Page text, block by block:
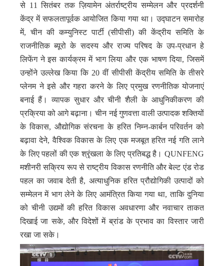
से 11 सितंबर तक ज़ियामेन अंतर्राष्ट्रीय सम्मेलन और प्रदर्शनी
केंद्र में सफलतापूर्वक आयोजित किया गया था। उद्घाटन समारोह
में, चीन की कम्युनिस्ट पार्टी (सीपीसी) की केंद्रीय समिति के
राजनीतिक ब्यूरो के सदस्य और राज्य परिषद के उप-प्रधान हे
लिफेंग ने इस कार्यक्रम में भाग लिया और एक भाषण दिया, जिसमें
उन्होंने उल्लेख किया कि 20 वीं सीपीसी केंद्रीय समिति के तीसरे
प्लेनम ने इसे और गहरा करने के लिए प्रमुख रणनीतिक योजनाएं
बनाई हैं। व्यापक सुधार और चीनी शैली के आधुनिकीकरण की
प्रक्रिया को आगे बढ़ाना। चीन नई गुणवत्ता वाली उत्पादक शक्तियों
के विकास, औद्योगिक संरचना के हरित निम्न-कार्बन परिवर्तन को
बढ़ावा देने, वैश्विक विकास के लिए एक मजबूत हरित नई गति लाने
के लिए पहलों की एक श्रृंखला के लिए प्रतिबद्ध है। QUNFENG
मशीनरी सक्रिय रूप से राष्ट्रीय विकास रणनीति और बेल्ट एंड रोड
पहल का जवाब देती है, अत्याधुनिक हरित प्रौद्योगिकी उत्पादों को
सम्मेलन में भाग लेने के लिए आमंत्रित किया गया था, ताकि दुनिया
को चीनी उद्यमों की हरित विकास अवधारणा और नवाचार ताकत
दिखाई जा सके, और विदेशों में ब्रांड के प्रभाव का विस्तार जारी
रखा जा सके।